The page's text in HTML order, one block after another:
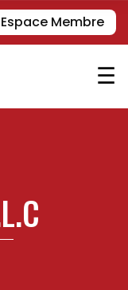
Espace Membre
☰